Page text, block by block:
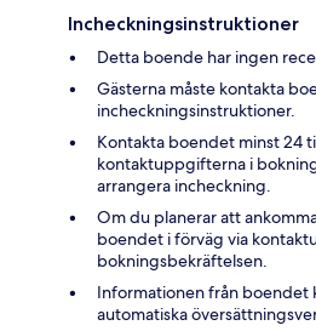
Incheckningsinstruktioner
Detta boende har ingen
Gästerna måste kontakta
incheckningsinstruktioner.
Kontakta boendet minst 24
kontaktuppgifterna i
arrangera incheckning.
Om du planerar att
boendet i förväg via
bokningsbekräftelsen.
Informationen från boendet
automatiska